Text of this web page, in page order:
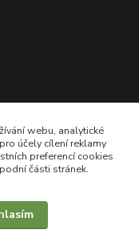
webu, analytické
účely cílení reklamy
preferencí cookies
části stránek.